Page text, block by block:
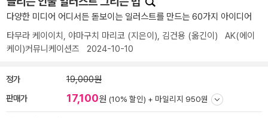
다양한 미디어 어디서든 돋보이는 일러스트를 만드는 60가지 아이디어
타무라 케이이치 , 야마구치 마리코 (지은이), 김건용 (옮긴이) AK(에이
케이)커뮤니케이션즈 2024-10-10
정가 19,000원
판매가 17,100원 (10% 할인) + 마일리지 950원